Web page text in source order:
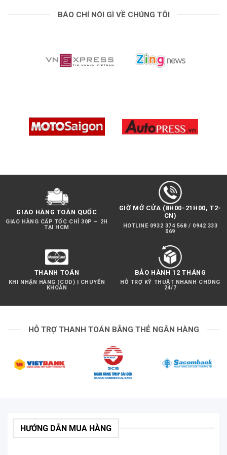
BÁO CHÍ NÓI GÌ VỀ CHÚNG TÔI
GIAO HÀNG TOÀN QUỐC
GIAO HÀNG CẤP TỐC CHỈ 30P – 2H
TẠI HCM
GIỜ MỞ CỬA (8H00-21H00, T2-
CN)
HOTLINE 0932 374 568 / 0942 333
069
THANH TOÁN
KHI NHẬN HÀNG (COD) | CHUYỂN
KHOẢN
BẢO HÀNH 12 THÁNG
HỖ TRỢ KỸ THUẬT NHANH CHÓNG
24/7
HỖ TRỢ THANH TOÁN BẰNG THẺ NGÂN HÀNG
HƯỚNG DẪN MUA HÀNG